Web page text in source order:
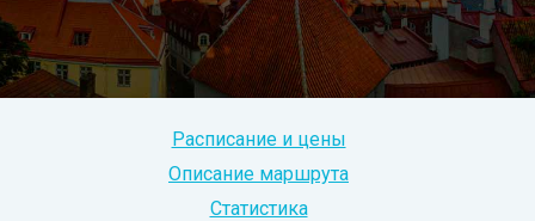
Расписание и цены
Описание маршрута
Статистика